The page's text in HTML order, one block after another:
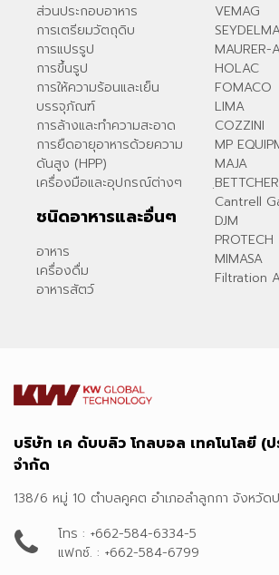
ส่วนประกอบอาหาร
การเตรียมวัตถุดิบ
การแปรรูป
การขึ้นรูป
การให้ความร้อนและเย็น
บรรจุภัณฑ์
การล้างและทำความสะอาด
การยืดอายุอาหารด้วยความ
ดันสูง (HPP)
เครื่องมือและอุปกรณ์ต่างๆ
ชนิดอาหารและอื่นๆ
อาหาร
เครื่องดื่ม
อาหารสัตว์
VEMAG
MAURER-
HOLAC
FOMACO
LIMA
COZZINI
MP
MAJA
ฺBETTCHER
Cantrell
DJM
PROTECH
MIMASA
Filtration
บริษัท เค ดับบลิว โกลบอล เทคโนโลยี (ป
จำกัด
138/6 หมู่ 10 ตำบลคูคต อำเภอลำลูกกา จังหวัด
โทร : +662-584-6334-5
แฟกซ์. : +662-584-6799